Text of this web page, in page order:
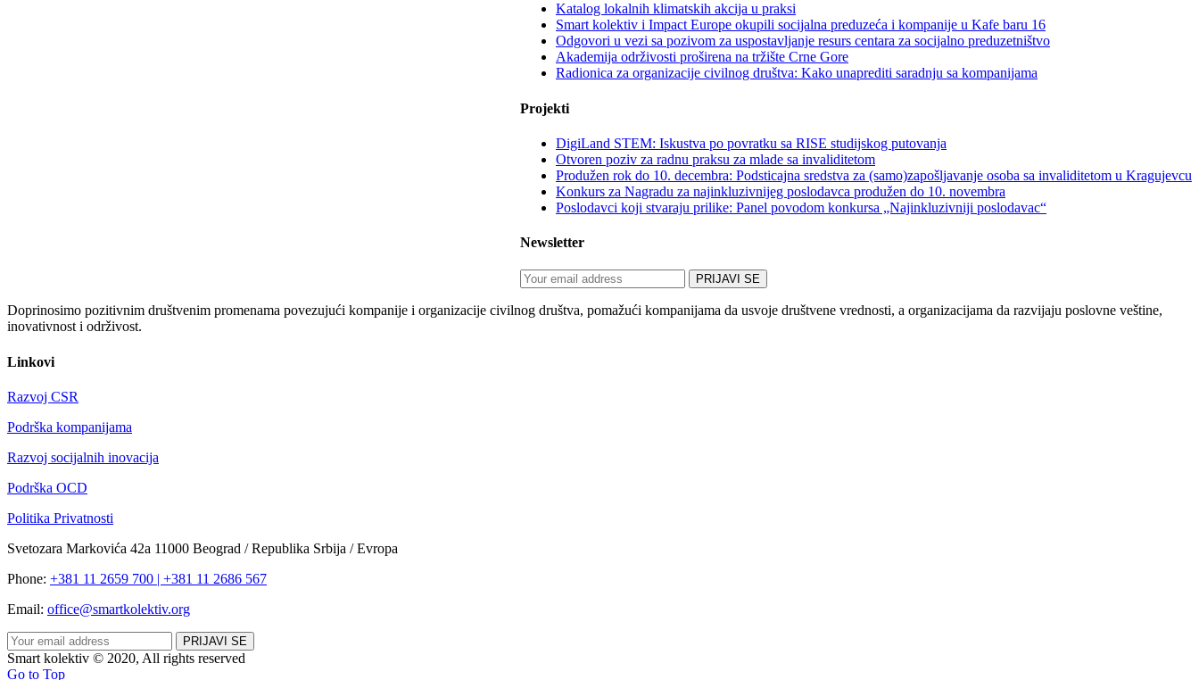
Katalog lokalnih klimatskih akcija u praksi
Smart kolektiv i Impact Europe okupili socijalna preduzeća i kompanije u Kafe baru 16
Odgovori u vezi sa pozivom za uspostavljanje resurs centara za socijalno preduzetništvo
Akademija održivosti proširena na tržište Crne Gore
Radionica za organizacije civilnog društva: Kako unaprediti saradnju sa kompanijama
Projekti
DigiLand STEM: Iskustva po povratku sa RISE studijskog putovanja
Otvoren poziv za radnu praksu za mlade sa invaliditetom
Produžen rok do 10. decembra: Podsticajna sredstva za (samo)zapošljavanje osoba sa invaliditetom u Kragujevcu
Konkurs za Nagradu za najinkluzivnijeg poslodavca produžen do 10. novembra
Poslodavci koji stvaraju prilike: Panel povodom konkursa „Najinkluzivniji poslodavac“
Newsletter
Doprinosimo pozitivnim društvenim promenama povezujući kompanije i organizacije civilnog društva, pomažući kompanijama da usvoje društvene vrednosti, a organizacijama da razvijaju poslovne veštine,
inovativnost i održivost.
Linkovi
Razvoj CSR
Podrška kompanijama
Razvoj socijalnih inovacija
Podrška OCD
Politika Privatnosti
Svetozara Markovića 42a 11000 Beograd / Republika Srbija / Evropa
Phone: +381 11 2659 700 | +381 11 2686 567
Email: office@smartkolektiv.org
Smart kolektiv © 2020, All rights reserved
Go to Top